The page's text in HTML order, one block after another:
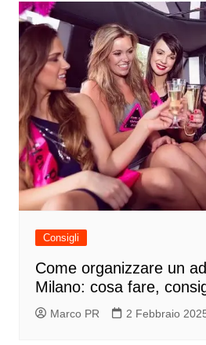
Consigli
Come organizzare un
Milano: cosa fare,
Marco PR 2 Febbraio